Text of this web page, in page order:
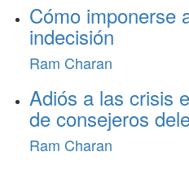
Cómo imponerse
indecisión
Ram Charan
Adiós a las crisis
de consejeros
Ram Charan